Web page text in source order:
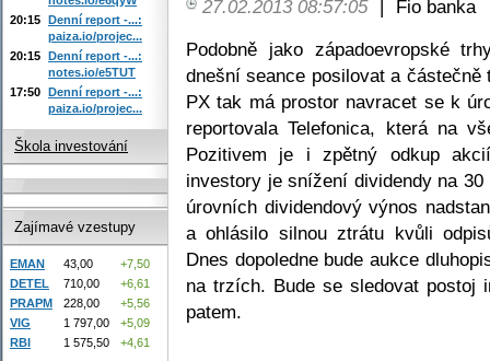
27.02.2013 08:57:05 |
Fio banka
Podobně jako západoevropské
dnešní seance posilovat a
PX tak má prostor navracet se k
reportovala Telefonica, která na
Pozitivem je i zpětný odkup
investory je snížení dividendy na
úrovních dividendový výnos
a ohlásilo silnou ztrátu kvůli
Dnes dopoledne bude aukce
na trzích. Bude se sledovat postoj
patem.
20:15 Denní report -...:
paiza.io/projec...
20:15 Denní report -...:
notes.io/e5TUT
17:50 Denní report -...:
paiza.io/projec...
Škola investování
Zajímavé vzestupy
EMAN 43,00
+7,50
DETEL
710,00
+6,61
PRAPM
228,00
+5,56
VIG
1 797,00
+5,09
RBI
1 575,50 +4,61